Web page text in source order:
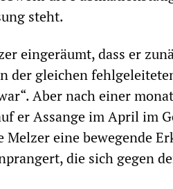
steht.
eingeräumt, dass er
der gleichen
Aber nach einer
er Assange im April im
eine bewegende
die sich gegen